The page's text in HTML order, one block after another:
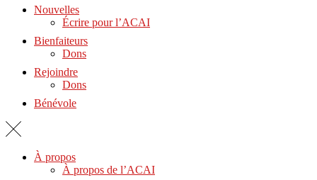
Nouvelles
Écrire pour l’ACAI
Bienfaiteurs
Dons
Rejoindre
Dons
Bénévole
À propos
À propos de l’ACAI